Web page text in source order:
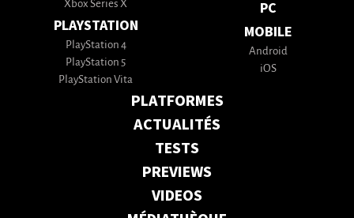
Xbox Series X
PLAYSTATION
PlayStation 4
PlayStation 5
PlayStation Vita
PC
MOBILE
Android
iOS
PLATFORMES
ACTUALITÉS
TESTS
PREVIEWS
VIDEOS